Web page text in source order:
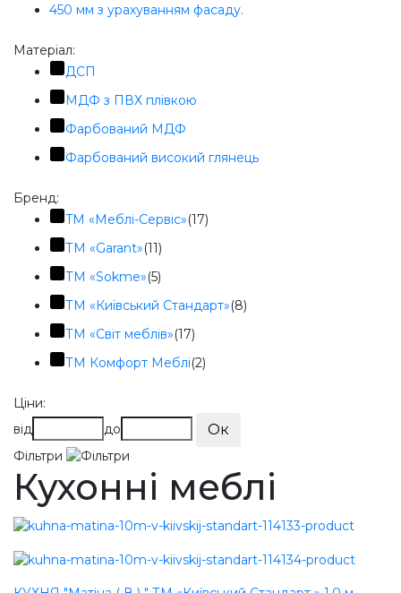
450 мм з урахуванням фасаду.
Матеріал:
ДСП
МДФ з ПВХ плівкою
Фарбований МДФ
Фарбований високий глянець
Бренд:
TМ «Меблі-Сервіс»(17)
ТМ «Garant»(11)
ТМ «Sokme»(5)
ТМ «Київський Стандарт»(8)
ТМ «Світ меблів»(17)
ТМ Комфорт Меблі(2)
Ціни:
від
до Ок
Фільтри
Кухонні меблі